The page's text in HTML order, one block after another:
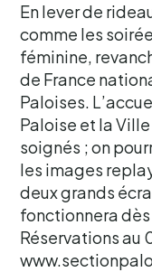
En lever de
comme les
féminine,
de France
Paloises.
Paloise et la
soignés ; on
les images
deux grands
fonctionnera dès
Réservations au